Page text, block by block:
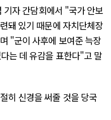
기자 간담회에서 "국가 안보
돼 있기 때문에 자치단체장
"군이 사후에 보여준 늑장
는 데 유감을 표한다"고 말
히 신경을 써줄 것을 당국